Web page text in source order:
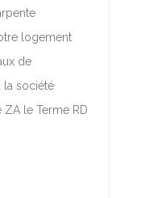
logement
de
la société
ZA le Terme RD